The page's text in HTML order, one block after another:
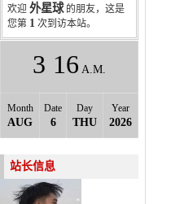
欢迎 外星球 的朋友，这是
您第 1 次到访本站。
3 16 A.M.
Month
AUG
Date
6
Day
THU
Year
2026
站长信息